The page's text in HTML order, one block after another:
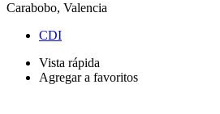
Carabobo, Valencia
CDI
Vista rápida
Agregar a favoritos